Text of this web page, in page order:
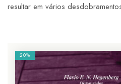
resultar em vários
20%